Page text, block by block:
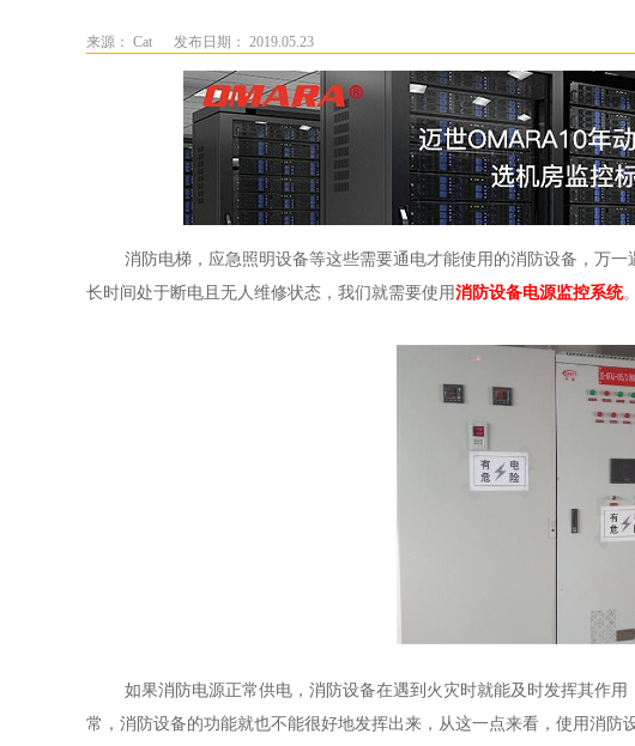
来源： Cat 发布日期： 2019.05.23
消防电梯，应急照明设备等这些需要通电才能使用的消防设备，万
长时间处于断电且无人维修状态，我们就需要使用消防设备电源监控系统
如果消防电源正常供电，消防设备在遇到火灾时就能及时发挥其作
常，消防设备的功能就也不能很好地发挥出来，从这一点来看，使用消防